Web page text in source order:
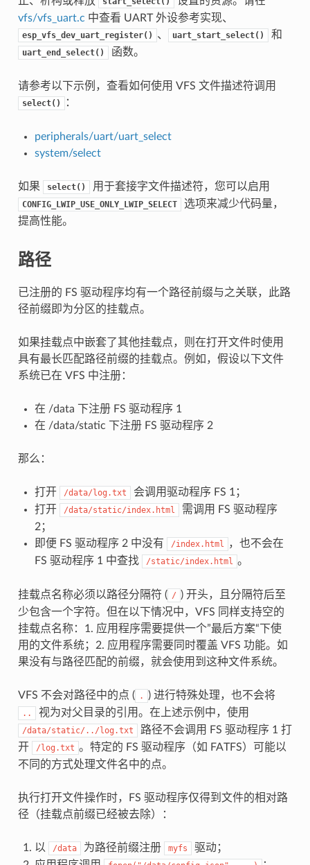
vfs/vfs_uart.c 中查看 UART 外设参考实现、
esp_vfs_dev_uart_register() 、 uart_start_select() 和
uart_end_select() 函数。
请参考以下示例，查看如何使用 VFS 文件描述符调用
select() ：
peripherals/uart/uart_select
system/select
如果 select() 用于套接字文件描述符，您可以启用
CONFIG_LWIP_USE_ONLY_LWIP_SELECT
选项来减少代码量，
提高性能。
路径
已注册的 FS 驱动程序均有一个路径前缀与之关联，此路
径前缀即为分区的挂载点。
如果挂载点中嵌套了其他挂载点，则在打开文件时使用
具有最长匹配路径前缀的挂载点。例如，假设以下文件
系统已在 VFS 中注册：
在 /data 下注册 FS 驱动程序 1
在 /data/static 下注册 FS 驱动程序 2
那么：
打开 /data/log.txt
会调用驱动程序 FS 1；
打开
/data/static/index.html
需调用 FS 驱动程序
2；
即便 FS 驱动程序 2 中没有
/index.html
，也不会在
FS 驱动程序 1 中查找
/static/index.html 。
挂载点名称必须以路径分隔符 ( / ) 开头，且分隔符后至
少包含一个字符。但在以下情况中，VFS 同样支持空的
挂载点名称：1. 应用程序需要提供一个”最后方案“下使
用的文件系统；2. 应用程序需要同时覆盖 VFS 功能。如
果没有与路径匹配的前缀，就会使用到这种文件系统。
VFS 不会对路径中的点 ( . ) 进行特殊处理，也不会将
.. 视为对父目录的引用。在上述示例中，使用
/data/static/../log.txt
路径不会调用 FS 驱动程序 1 打
开
/log.txt 。特定的 FS 驱动程序（如 FATFS）可能以
不同的方式处理文件名中的点。
执行打开文件操作时，FS 驱动程序仅得到文件的相对路
径（挂载点前缀已经被去除）：
以 /data 为路径前缀注册 myfs
驱动；